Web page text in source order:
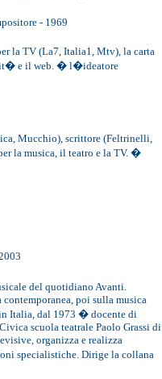
- 1969
la TV (La7, Italia1, Mtv), la carta
e il web. � l�ideatore
Mucchio), scrittore (Feltrinelli,
la musica, il teatro e la TV. �
del quotidiano Avanti.
poi sulla musica
Italia, dal 1973 � docente di
scuola teatrale Paolo Grassi di
organizza e realizza
specialistiche. Dirige la collana